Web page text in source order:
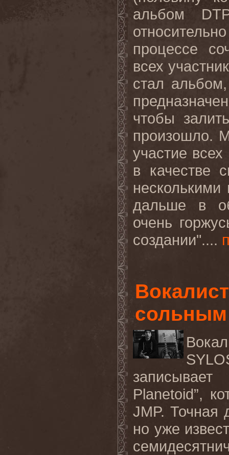
альбом
процессе
всех
стал
чтобы
произошло.
участие
в качестве
дальше в
очень
создании"....
Planetoid”,
JMP. Точная
но уже